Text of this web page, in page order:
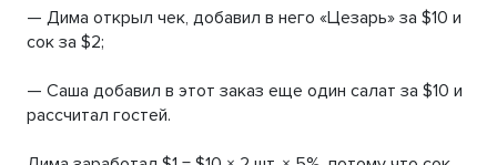
— Дима открыл чек, добавил в него «Цезарь» за $10 и
сок за $2;
— Саша добавил в этот заказ еще один салат за $10 и
рассчитал гостей.